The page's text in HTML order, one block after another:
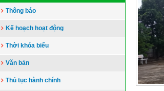
trình xây nhà khuyến học năm 2023”
tặng học sinh nghèo vượt khó học giỏi
hiện chưa có nhà ở
Thông báo
Kế hoạch hoạt động
Thời khóa biểu
Văn bản
Thủ tục hành chính